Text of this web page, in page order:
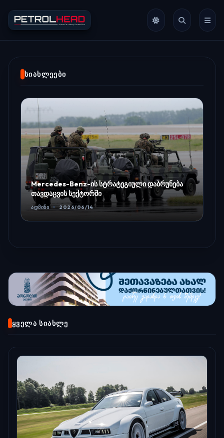
ᲡᲘᲐᲮᲚᲔᲔᲑᲘ
Mercedes-Benz-ის სტრატეგიული დაბრუნება
თავდაცვის სექტორში
ᲐᲓᲛᲘᲜᲘ 2026/06/14
ᲧᲕᲔᲚᲐ ᲡᲘᲐᲮᲚᲔ